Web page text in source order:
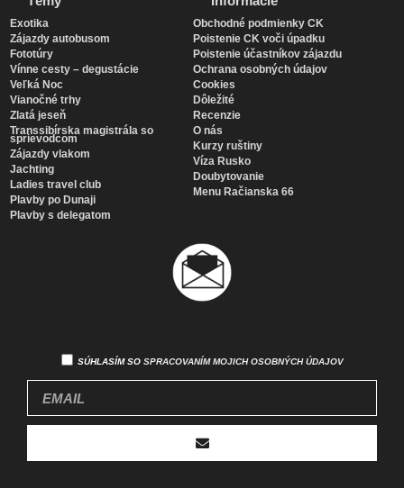
Exotika
Zájazdy autobusom
Fototúry
Vínne cesty – degustácie
Veľká Noc
Vianočné trhy
Zlatá jeseň
Transsibírska magistrála so
sprievodcom
Zájazdy vlakom
Jachting
Ladies travel club
Plavby po Dunaji
Plavby s delegatom
Obchodné podmienky CK
Poistenie CK voči úpadku
Poistenie účastníkov zájazdu
Ochrana osobných údajov
Cookies
Dôležité
Recenzie
O nás
Kurzy ruštiny
Víza Rusko
Doubytovanie
Menu Račianska 66
SÚHLASÍM SO SPRACOVANÍM MOJICH OSOBNÝCH ÚDAJOV